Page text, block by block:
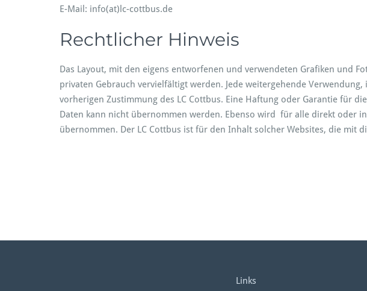
E-Mail: info(at)lc-cottbus.de
Rechtlicher Hinweis
Das Layout, mit den eigens entworfenen und verwendeten Grafiken und
privaten Gebrauch vervielfältigt werden. Jede weitergehende
vorherigen Zustimmung des LC Cottbus. Eine Haftung oder Garantie für
Daten kann nicht übernommen werden. Ebenso wird für alle direkt oder
übernommen. Der LC Cottbus ist für den Inhalt solcher Websites, die mit
Links